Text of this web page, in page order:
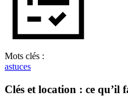
Mots clés :
astuces
Clés et location : ce qu’il